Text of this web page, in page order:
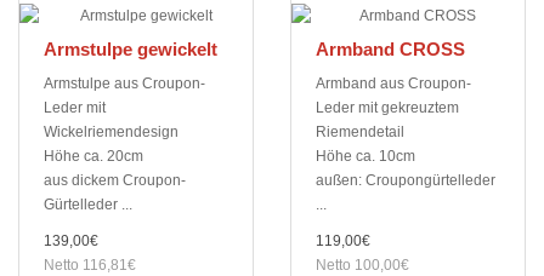
Armstulpe gewickelt
Armstulpe aus Croupon-
Leder mit
Wickelriemendesign
Höhe ca. 20cm
aus dickem Croupon-
Gürtelleder ...
139,00€
Netto 116,81€
Armband CROSS
Armband aus Croupon-
Leder mit gekreuztem
Riemendetail
Höhe ca. 10cm
außen: Croupongürtelleder
...
119,00€
Netto 100,00€